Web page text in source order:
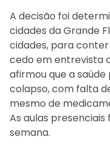
A decisão foi
cidades da Grande
cidades, para
cedo em entrevista
afirmou que a
colapso, com falta
mesmo de
As aulas
semana.